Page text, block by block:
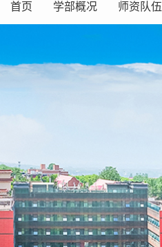
首页 学部概况 师资队伍